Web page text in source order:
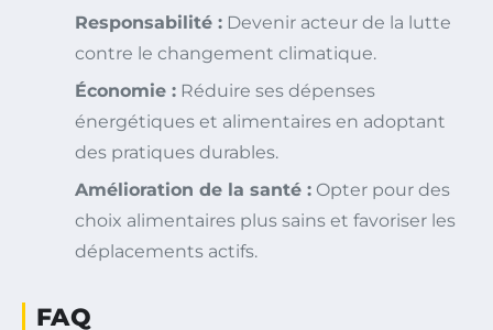
Responsabilité : Devenir acteur de la lutte
contre le changement climatique.
Économie : Réduire ses dépenses
énergétiques et alimentaires en adoptant
des pratiques durables.
Amélioration de la santé : Opter pour des
choix alimentaires plus sains et favoriser les
déplacements actifs.
FAQ